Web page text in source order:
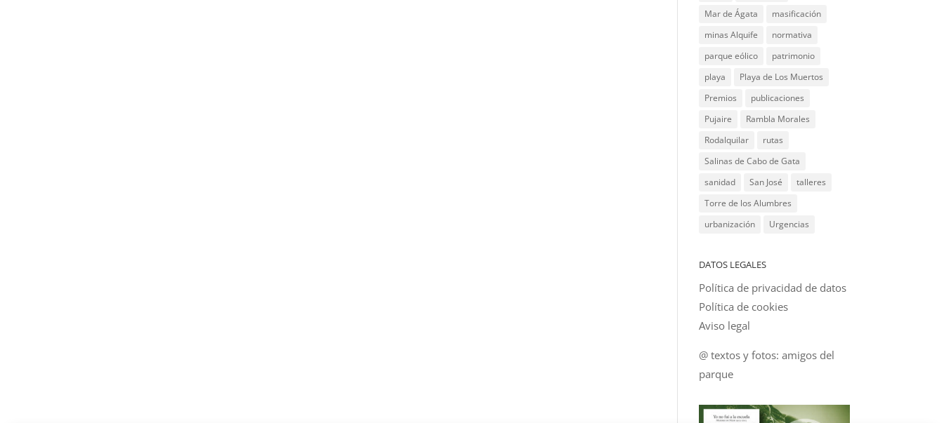
Mar de Ágata
masificación
minas Alquife
normativa
parque eólico
patrimonio
playa
Playa de Los Muertos
Premios
publicaciones
Pujaire
Rambla Morales
Rodalquilar
rutas
Salinas de Cabo de Gata
sanidad
San José
talleres
Torre de los Alumbres
urbanización
Urgencias
DATOS LEGALES
Política de privacidad de datos
Política de cookies
Aviso legal
@ textos y fotos: amigos del
parque